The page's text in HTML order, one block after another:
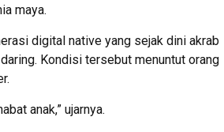
maya.
digital native yang sejak dini akrab
Kondisi tersebut menuntut orang
anak,” ujarnya.